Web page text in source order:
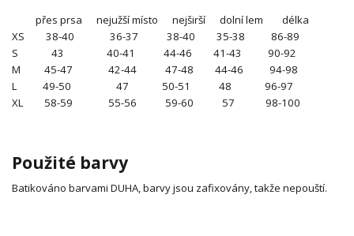
přes prsa nejužší místo nejširší dolní lem délka
XS 38-40 36-37 38-40 35-38 86-89
S 43 40-41 44-46 41-43 90-92
M 45-47 42-44 47-48 44-46 94-98
L 49-50 47 50-51 48 96-97
XL 58-59 55-56 59-60 57 98-100
Použité barvy
Batikováno barvami DUHA, barvy jsou zafixovány, takže nepouští.